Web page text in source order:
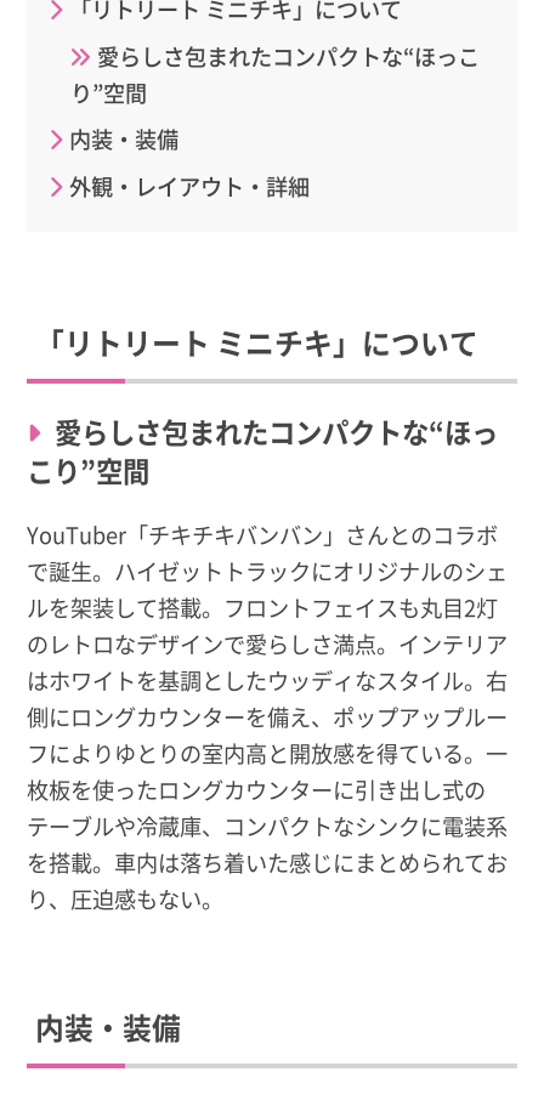
「リトリート ミニチキ」について
愛らしさ包まれたコンパクトな“ほっこ
り”空間
内装・装備
外観・レイアウト・詳細
「リトリート ミニチキ」について
愛らしさ包まれたコンパクトな“ほっ
こり”空間
YouTuber「チキチキバンバン」さんとのコラボ
で誕生。ハイゼットトラックにオリジナルのシェ
ルを架装して搭載。フロントフェイスも丸目2灯
のレトロなデザインで愛らしさ満点。インテリア
はホワイトを基調としたウッディなスタイル。右
側にロングカウンターを備え、ポップアップルー
フによりゆとりの室内高と開放感を得ている。一
枚板を使ったロングカウンターに引き出し式の
テーブルや冷蔵庫、コンパクトなシンクに電装系
を搭載。車内は落ち着いた感じにまとめられてお
り、圧迫感もない。
内装・装備